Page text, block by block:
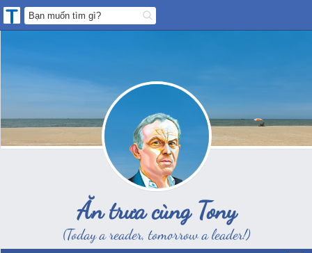
Ăn trưa cùng Tony
(Today a reader, tomorrow a leader!)